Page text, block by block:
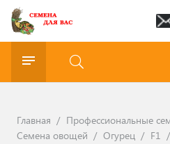
Главная / Профессиональные
Семена овощей / Огурец / F1 /